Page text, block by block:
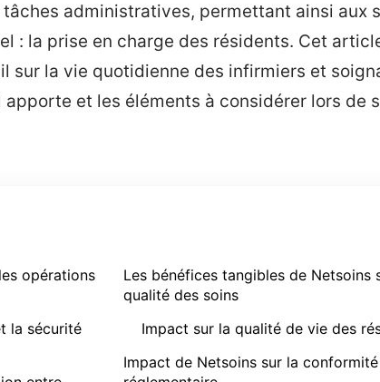
administratives, permettant ainsi aux
: la prise en charge des résidents. Cet
sur la vie quotidienne des infirmiers et
apporte et les éléments à considérer lors de
opérations
la sécurité
Les bénéfices tangibles de Netsoins
qualité des soins
Impact sur la qualité de vie des
Impact de Netsoins sur la conformité